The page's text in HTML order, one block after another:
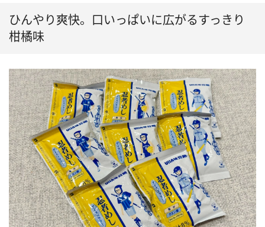
ひんやり爽快。口いっぱいに広がるすっきり
柑橘味